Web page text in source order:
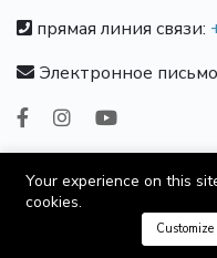
прямая линия связи:
Электронное
Языки:
©
Your experience on this
cookies.
Customize